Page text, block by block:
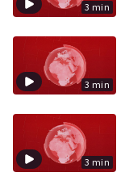
3 min
3 min
3 min